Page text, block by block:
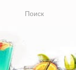
Search for: